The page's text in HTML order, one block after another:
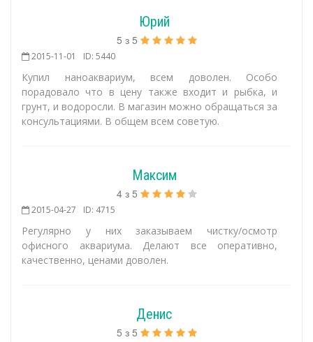
Юрий
5 з 5
2015-11-01 ID: 5440
Купил наноаквариум, всем доволен. Особо
порадовало что в цену также входит и рыбка, и
грунт, и водоросли. В магазин можно обращаться за
консультациями. В общем всем советую.
Максим
4з 5
2015-04-27 ID: 4715
Регулярно у них заказываем чистку/осмотр
офисного аквариума. Делают все оперативно,
качественно, ценами доволен.
Денис
5 з 5